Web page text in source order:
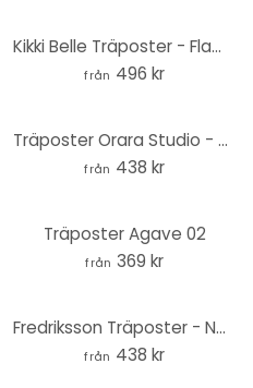
Kikki Belle Träposter - Flamingo oasis
från 496 kr
Träposter Orara Studio - Hjortar i blått och gult
från 438 kr
Träposter Agave 02
från 369 kr
Fredriksson Träposter - Natur möter geometri
från 438 kr